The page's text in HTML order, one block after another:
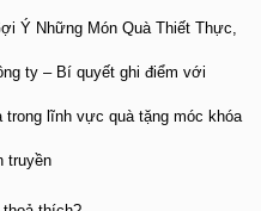
Ý Những Món Quà Thiết Thực,
ty – Bí quyết ghi điểm với
trong lĩnh vực quà tặng móc khóa
truyền